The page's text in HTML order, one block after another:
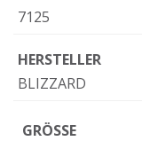
7125
HERSTELLER
BLIZZARD
GRÖSSE